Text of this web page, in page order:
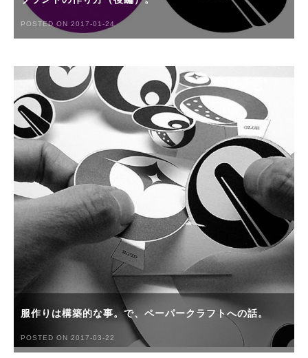
POSTED ON 2017-01-24
服作りは構築的な事。で、ペーパークラフトへの話。
POSTED ON 2017-03-22